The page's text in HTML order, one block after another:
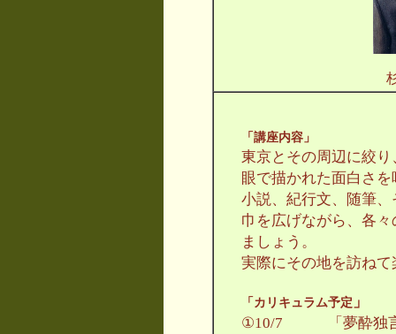
「講座内容」
東京とその周辺に絞
眼で描かれた面白さ
小説、紀行文、随筆
巾を広げながら、各
ましょう。
実際にその地を訪ね
「カリキュラム予定 」
①10/7 「夢酔独